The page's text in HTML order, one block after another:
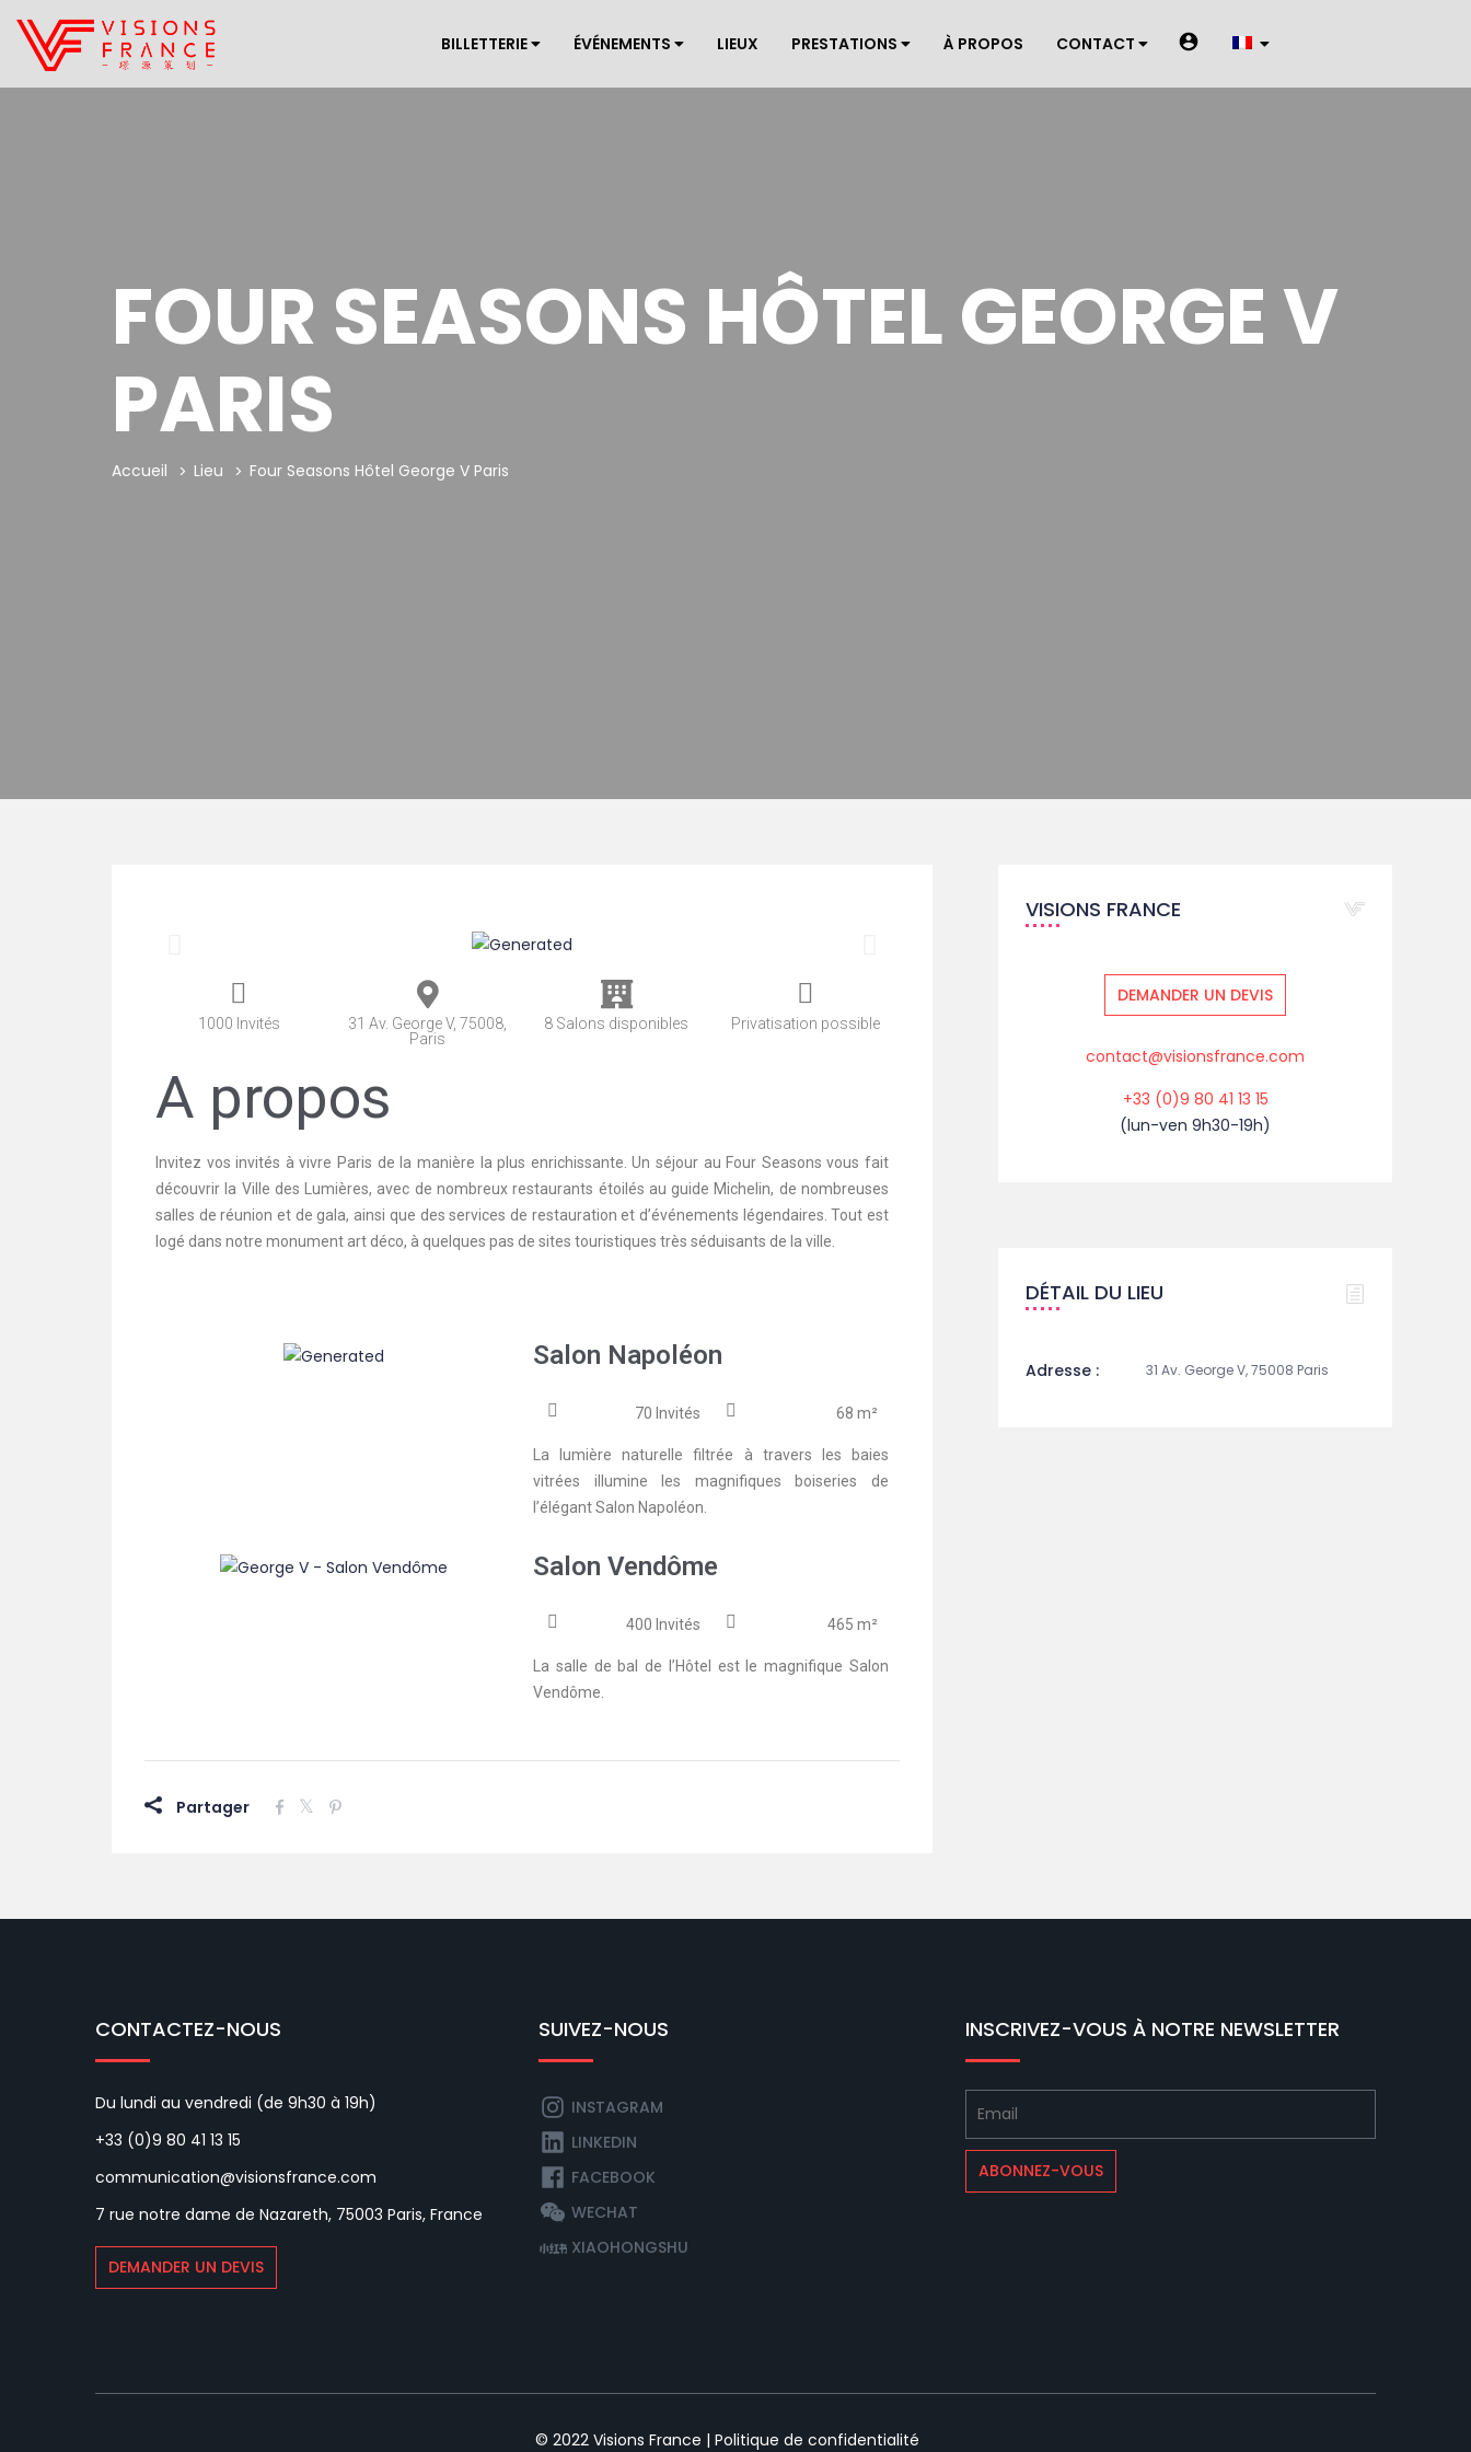
BILLETTERIE ÉVÉNEMENTS LIEUX PRESTATIONS À PROPOS CONTACT
FOUR SEASONS HÔTEL GEORGE V
PARIS
Accueil Lieu Four Seasons Hôtel George V Paris
1000 Invités
31 Av. George V, 75008,
Paris
8 Salons disponibles Privatisation possible
A propos
Invitez vos invités à vivre Paris de la manière la plus enrichissante. Un séjour au Four Seasons vous fait
découvrir la Ville des Lumières, avec de nombreux restaurants étoilés au guide Michelin, de nombreuses
salles de réunion et de gala, ainsi que des services de restauration et d’événements légendaires. Tout est
logé dans notre monument art déco, à quelques pas de sites touristiques très séduisants de la ville.
Salon Napoléon
70 Invités 68 m²
La lumière naturelle filtrée à travers les baies
vitrées illumine les magnifiques boiseries de
l’élégant Salon Napoléon.
Salon Vendôme
400 Invités 465 m²
La salle de bal de l’Hôtel est le magnifique Salon
Vendôme.
Partager
VISIONS FRANCE
DEMANDER UN DEVIS
contact@visionsfrance.com
+33 (0)9 80 41 13 15
(lun-ven 9h30-19h)
DÉTAIL DU LIEU
Adresse : 31 Av. George V, 75008 Paris
CONTACTEZ-NOUS
Du lundi au vendredi (de 9h30 à 19h)
+33 (0)9 80 41 13 15
communication@visionsfrance.com
7 rue notre dame de Nazareth, 75003 Paris, France
DEMANDER UN DEVIS
SUIVEZ-NOUS
INSTAGRAM
LINKEDIN
FACEBOOK
WECHAT
XIAOHONGSHU
INSCRIVEZ-VOUS À NOTRE NEWSLETTER
© 2022 Visions France | Politique de confidentialité